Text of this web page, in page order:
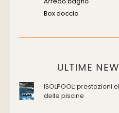
Box doccia
Placche di comando
Domotica Ed Impianti
Edilizia
ULTIME
ISOLPOOL: prestazioni
delle piscine